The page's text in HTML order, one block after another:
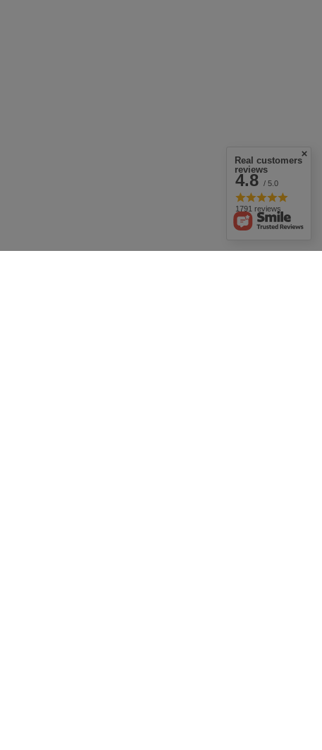
Real customers
reviews
4.8 / 5.0
1791 reviews